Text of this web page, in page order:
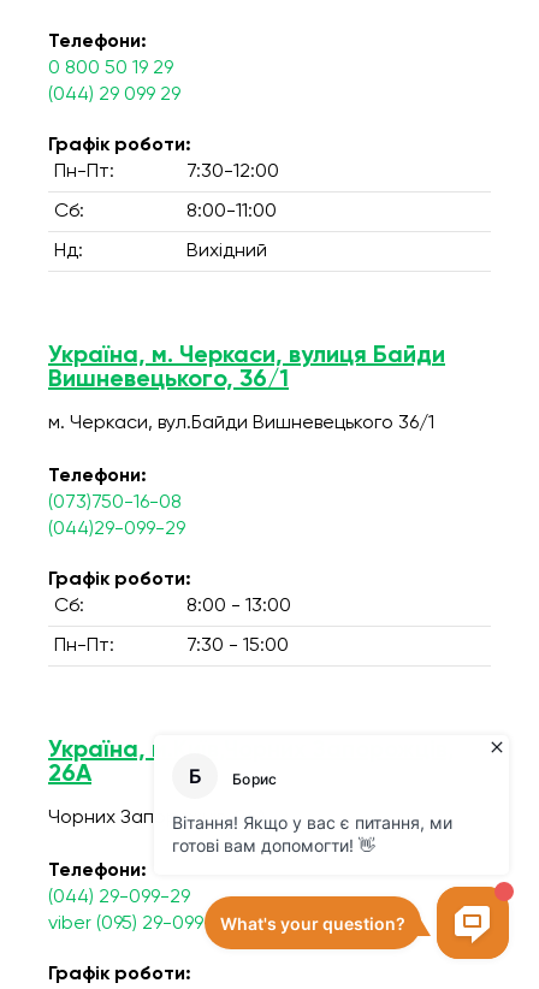
Телефони:
0 800 50 19 29
(044) 29 099 29
Графік роботи:
Пн-Пт:
7:30-12:00
Сб: 8:00-11:00
Нд: Вихідний
Україна, м. Черкаси, вулиця Байди
Вишневецького, 36/1
м. Черкаси, вул.Байди Вишневецького 36/1
Телефони:
(073)750-16-08
(044)29-099-29
Графік роботи:
Сб:
8:00 - 13:00
Пн-Пт: 7:30 - 15:00
Україна, м.Київ,Чорних Запорожців,
26А
Чорних Запорожців, 26А
Телефони:
(044) 29-099-29
viber (095) 29-099-29
Графік роботи: